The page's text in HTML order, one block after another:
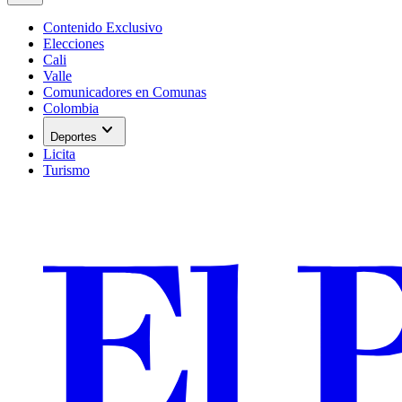
Contenido Exclusivo
Elecciones
Cali
Valle
Comunicadores en Comunas
Colombia
Deportes expand_more
Licita
Turismo